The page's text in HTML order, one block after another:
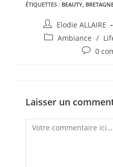
ÉTIQUETTES : BEAUTY,
Elodie ALLAIRE
Ambiance /
0
Laisser un